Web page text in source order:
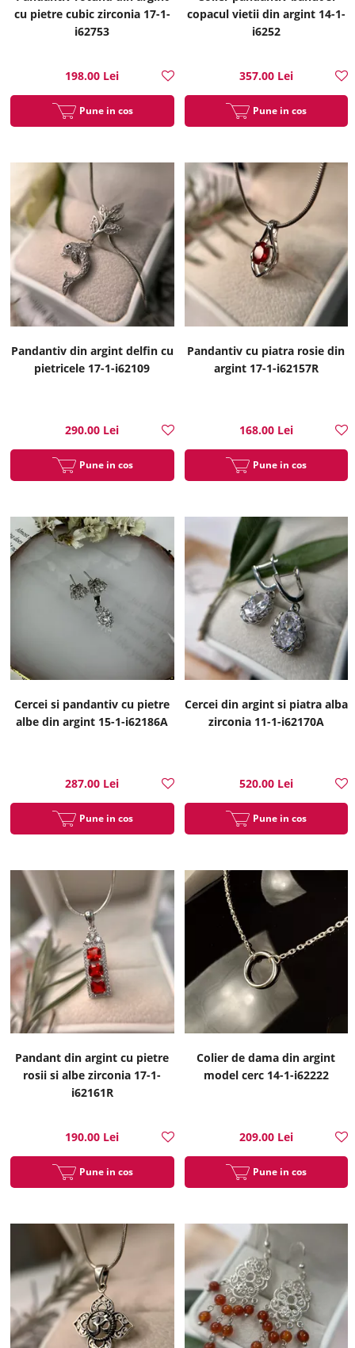
cu pietre cubic zirconia 17-1-
i62753
198.00 Lei
Pune in cos
copacul vietii din argint 14-1-
i6252
357.00 Lei
Pune in cos
Pandantiv din argint delfin cu
pietricele 17-1-i62109
290.00 Lei
Pune in cos
Pandantiv cu piatra rosie din
argint 17-1-i62157R
168.00 Lei
Pune in cos
Cercei si pandantiv cu pietre
albe din argint 15-1-i62186A
287.00 Lei
Pune in cos
Cercei din argint si piatra alba
zirconia 11-1-i62170A
520.00 Lei
Pune in cos
Pandant din argint cu pietre
rosii si albe zirconia 17-1-
i62161R
190.00 Lei
Pune in cos
Colier de dama din argint
model cerc 14-1-i62222
209.00 Lei
Pune in cos